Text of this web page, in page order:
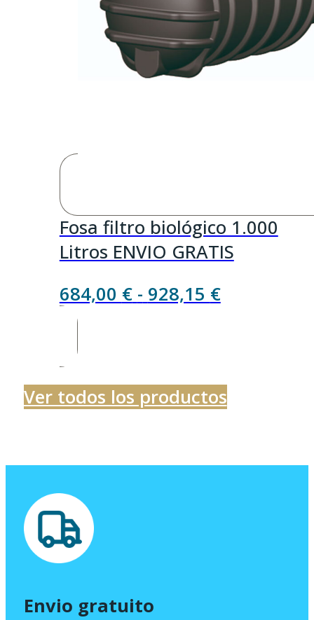
Fosa filtro biológico 1.000
Litros ENVIO GRATIS
684,00 € - 928,15 €Rango
684,00 €
hasta
Ver todos los productos
Envio gratuito